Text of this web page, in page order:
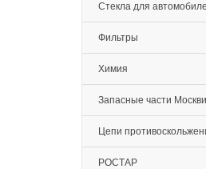
Стекла для
Фильтры
Химия
Запасные части
Цепи
РОСТАР